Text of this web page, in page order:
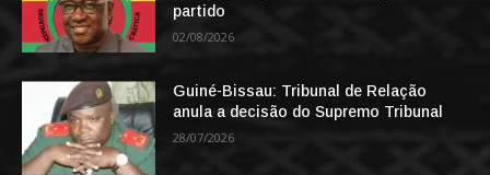
partido
02/08/2026
Guiné-Bissau: Tribunal de Relação
anula a decisão do Supremo Tribunal
28/07/2026